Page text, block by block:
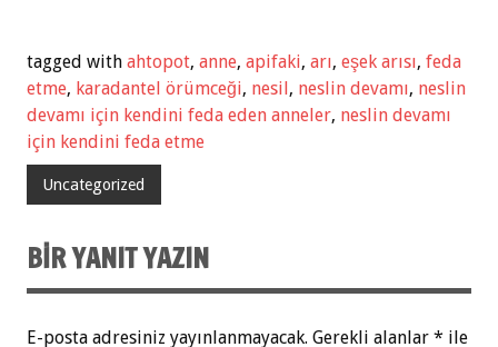
tagged with ahtopot, anne, apifaki, arı, eşek arısı, feda
etme, karadantel örümceği, nesil, neslin devamı, neslin
devamı için kendini feda eden anneler, neslin devamı
için kendini feda etme
Uncategorized
BIR YANIT YAZIN
E-posta adresiniz yayınlanmayacak. Gerekli alanlar * ile